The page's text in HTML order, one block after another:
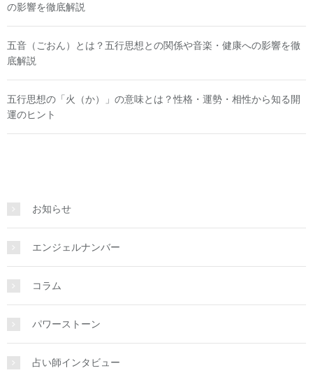
の影響を徹底解説
五音（ごおん）とは？五行思想との関係や音楽・健康への影響を徹
底解説
五行思想の「火（か）」の意味とは？性格・運勢・相性から知る開
運のヒント
お知らせ
エンジェルナンバー
コラム
パワーストーン
占い師インタビュー